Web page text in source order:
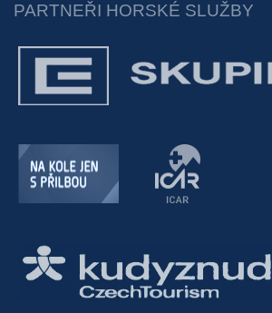
PARTNEŘI HORSKÉ SLUŽBY